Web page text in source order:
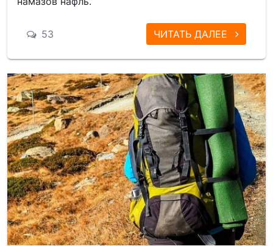
53 ЧИТАТЬ ДАЛЕЕ